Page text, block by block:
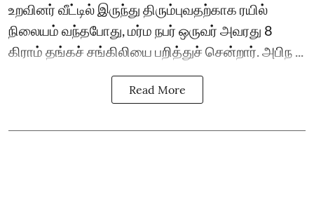
உறவினர் வீட்டில் இருந்து திரும்புவதற்காக ரயில்
நிலையம் வந்தபோது, மர்ம நபர் ஒருவர் அவரது 8
கிராம் தங்கச் சங்கிலியை பறித்துச் சென்றார். அபிந ...
Read More